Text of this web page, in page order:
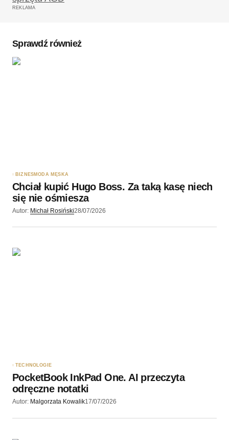
skuteczniej i dłużej cera jest miękka w dotyku gdy
Twoję imię*
REKLAMA
Sprawdź również
BIZNESMODA MĘSKA
Chciał kupić Hugo Boss. Za taką kasę niech
się nie ośmiesza
Autor: Michał Rosiński28/07/2026
TECHNOLOGIE
PocketBook InkPad One. AI przeczyta
odręczne notatki
Autor: Malgorzata Kowalik17/07/2026